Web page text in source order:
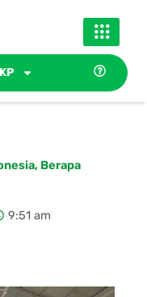
Berapa
9:51 am